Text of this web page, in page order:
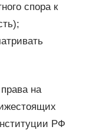
спора к
на
РФ